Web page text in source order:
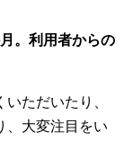
。利用者からの
ただいたり、
、大変注目をい